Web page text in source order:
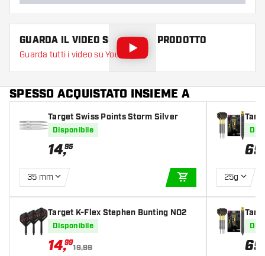
GUARDA IL VIDEO SU QUESTO PRODOTTO
Guarda tutti i video su YouTube
SPESSO ACQUISTATO INSIEME A
Target Swiss Points Storm Silver
Disponibile
14,95
35 mm
AGGIUNGI AL
Target K-Flex Stephen Bunting NO2
Disponibile
14,99
19,99
0%
69
25g
0%
69